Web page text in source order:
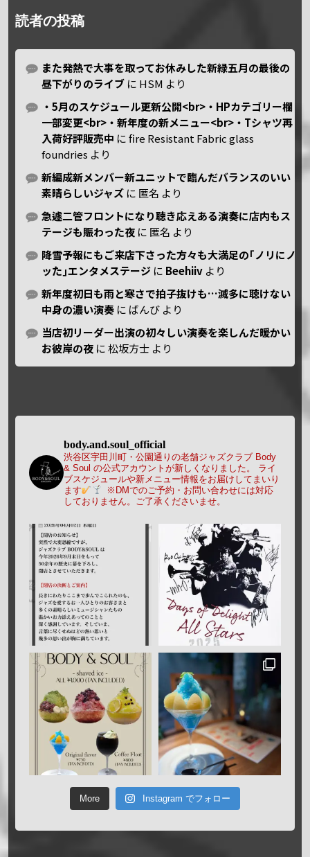
読者の投稿
また発熱で大事を取ってお休みした新緑五月の最後の
昼下がりのライブ に HSM より
・5月のスケジュール更新公開<br>・HPカテゴリー欄
一部変更<br>・新年度の新メニュー<br>・Tシャツ再
入荷好評販売中 にfire Resistant Fabric glass
foundries より
新編成新メンバー新ユニットで臨んだバランスのいい
素晴らしいジャズ に 匿名 より
急遽二管フロントになり聴き応えある演奏に店内もス
テージも賑わった夜 に 匿名 より
降雪予報にもご来店下さった方々も大満足の｢ノリにノ
ッた｣エンタメステージ に Beehiiv より
新年度初日も雨と寒さで拍子抜けも…滅多に聴けない
中身の濃い演奏 に ばんび より
当店初リーダー出演の初々しい演奏を楽しんだ暖かい
お彼岸の夜 に松坂方士 より
body.and.soul_official
渋谷区宇田川町・公園通りの老舗ジャズクラブ Body
& Soul の公式アカウントが新しくなりました。
ライ
ブスケジュールや新メニュー情報をお届けしてまいり
ます
※DMでのご予約・お問い合わせには対応
しておりません。ご了承くださいませ。
More Instagram でフォロー